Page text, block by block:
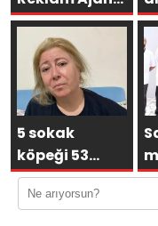
Seçerken
Neden Doğru
Ajans Hayati
Öneme
Sahiptir?
5 sokak
köpeği 53
yaşındaki
kadına